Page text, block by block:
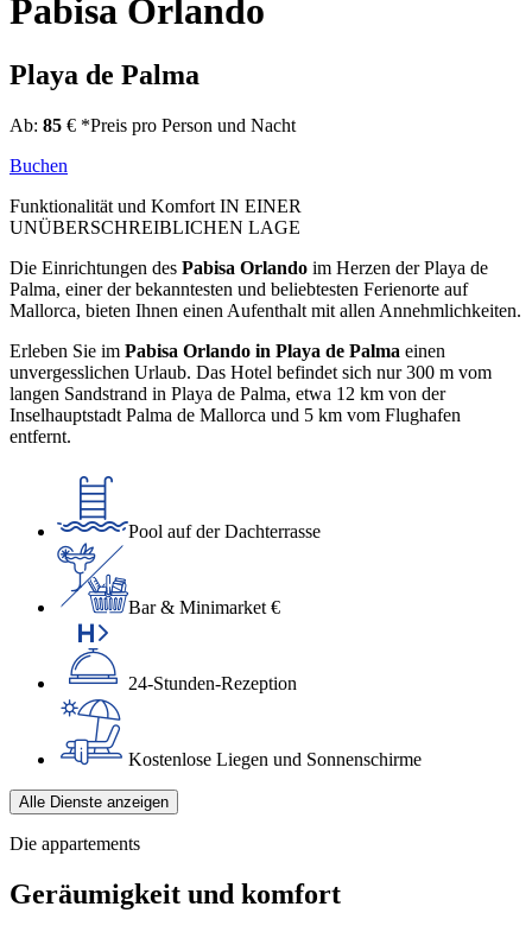
Pabisa Orlando
Playa de Palma
Ab: 85 € *Preis pro Person und Nacht
Buchen
Funktionalität und Komfort IN EINER
UNÜBERSCHREIBLICHEN LAGE
Die Einrichtungen des Pabisa Orlando im Herzen der Playa de
Palma, einer der bekanntesten und beliebtesten Ferienorte auf
Mallorca, bieten Ihnen einen Aufenthalt mit allen Annehmlichkeiten.
Erleben Sie im Pabisa Orlando in Playa de Palma einen
unvergesslichen Urlaub. Das Hotel befindet sich nur 300 m vom
langen Sandstrand in Playa de Palma, etwa 12 km von der
Inselhauptstadt Palma de Mallorca und 5 km vom Flughafen
entfernt.
Pool auf der Dachterrasse
Bar & Minimarket €
24-Stunden-Rezeption
Kostenlose Liegen und Sonnenschirme
Alle Dienste anzeigen
Die appartements
Geräumigkeit und komfort